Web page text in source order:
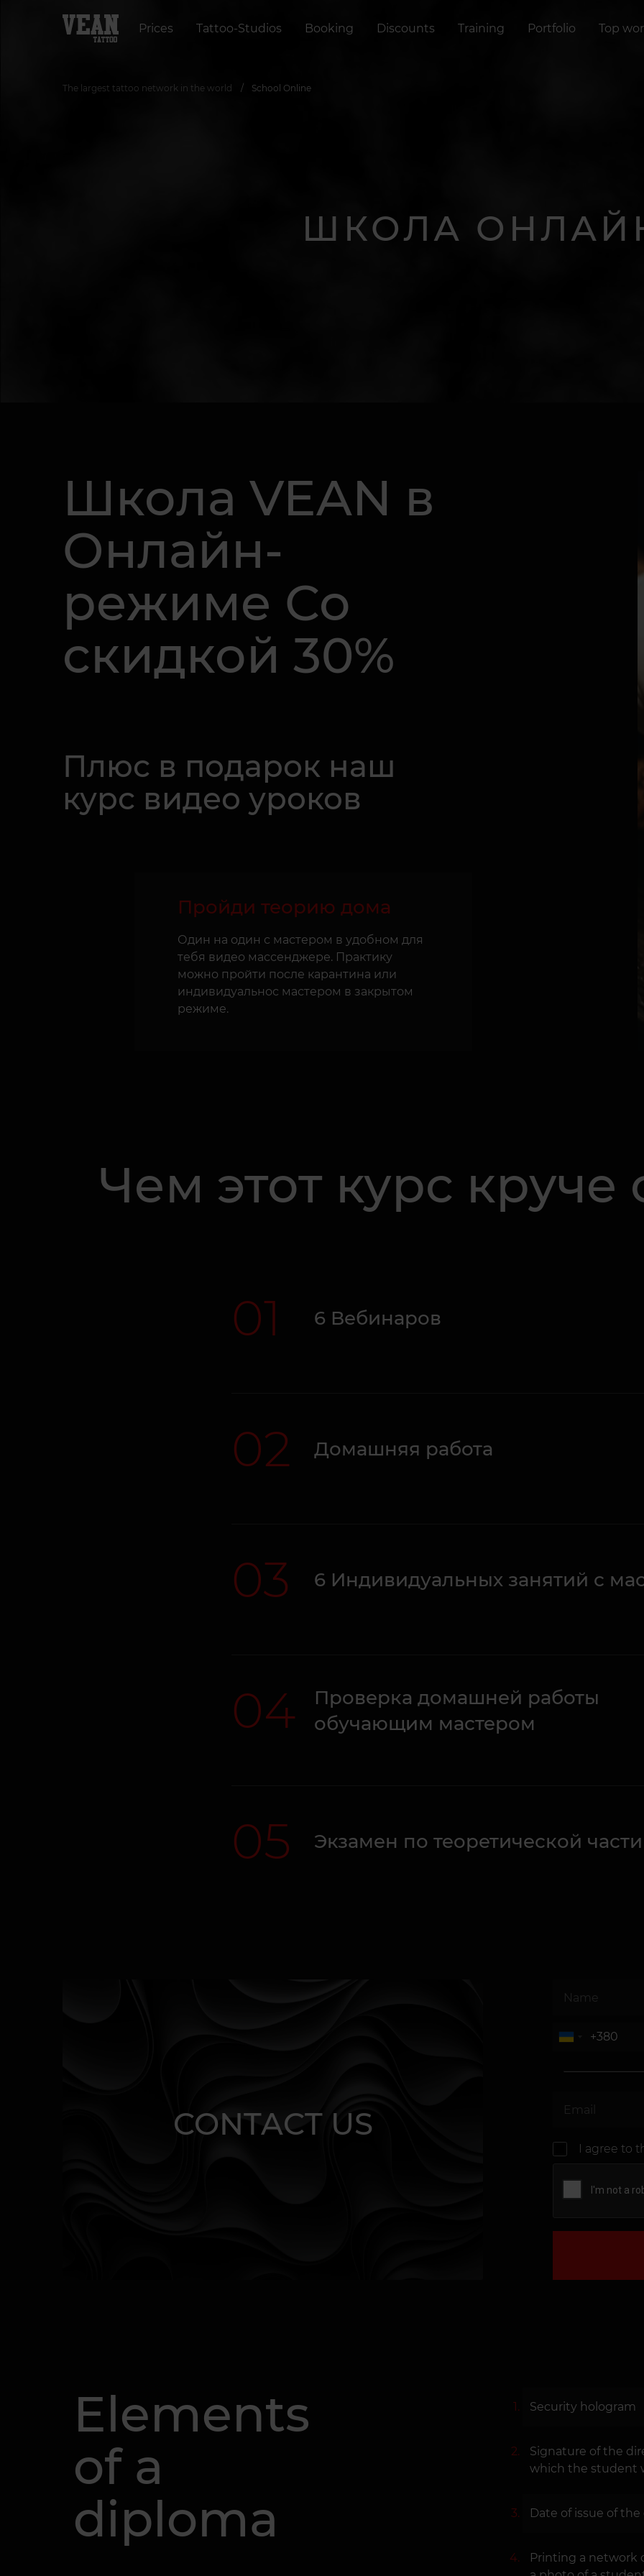
Prices Tattoo-Studios Booking Discounts Training Portfolio Top
The largest tattoo network in the world School Online
ШКОЛА
Школа VEAN в
Онлайн-
режиме Со
скидкой 30%
Плюс в подарок наш
курс видео уроков
Пройди теорию дома
Один на один с мастером в удобном для
тебя видео массенджере. Практику
можно пройти после карантина или
индивидуальнос мастером в закрытом
режиме.
Чем этот курс круче
6 Вебинаров
Домашняя работа
6 Индивидуальных занятий с
Проверка домашней работы
обучающим мастером
Экзамен по теоретической части
CONTACT US
I agree to
Elements
of a
diploma
Security hologram
Signature of the
which the student
Date of issue of
Printing a network